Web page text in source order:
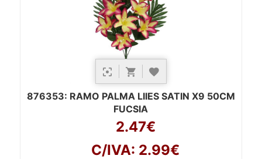
876353: RAMO PALMA LIIES SATIN X9 50CM
FUCSIA
2.47€
C/IVA: 2.99€